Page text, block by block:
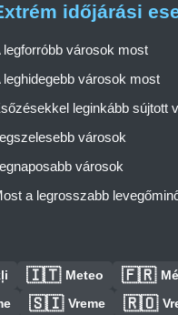
időjárási
legforróbb városok most
leghidegebb városok most
leginkább sújtott
városok
városok
a legrosszabb
🇮🇹 Meteo 🇫🇷
🇸🇮 Vreme 🇷🇴